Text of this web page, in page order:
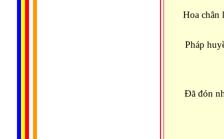
Hoa chân
Pháp
Đã đón